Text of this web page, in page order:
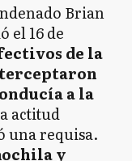
Brian
el 16 de
de la
a la
actitud
una requisa.
y